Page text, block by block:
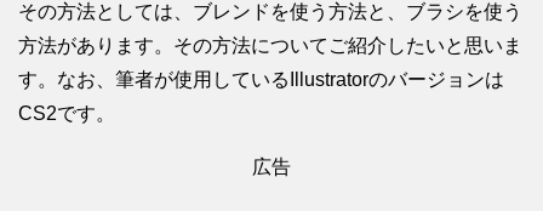
その方法としては、ブレンドを使う方法と、ブラシを使う
方法があります。その方法についてご紹介したいと思いま
す。なお、筆者が使用しているIllustratorのバージョンは
CS2です。
広告